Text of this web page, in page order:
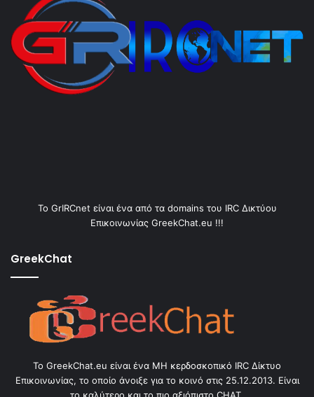
Το GrIRCnet είναι ένα από τα domains του IRC Δικτύου
Επικοινωνίας GreekChat.eu !!!
GreekChat
Το GreekChat.eu είναι ένα ΜΗ κερδοσκοπικό IRC Δίκτυο
Επικοινωνίας, το οποίο άνοιξε για το κοινό στις 25.12.2013. Είναι
το καλύτερο και το πιο αξιόπιστο CHAT.